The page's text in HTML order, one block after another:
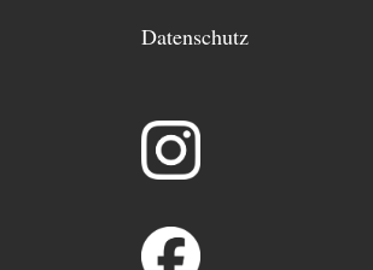
Datenschutz